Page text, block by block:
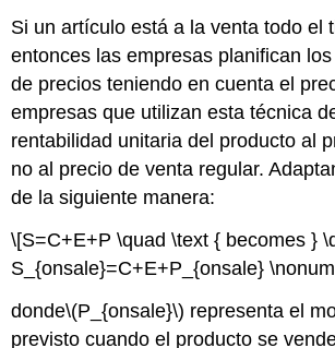
Si un artículo está a la venta todo el
entonces las empresas planifican
de precios teniendo en cuenta el
empresas que utilizan esta técnica
rentabilidad unitaria del producto al
no al precio de venta regular.
de la siguiente manera:
\[S=C+E+P \quad \text { becomes }
S_{onsale}=C+E+P_{onsale}
donde\(P_{onsale}\) representa el
previsto cuando el producto se